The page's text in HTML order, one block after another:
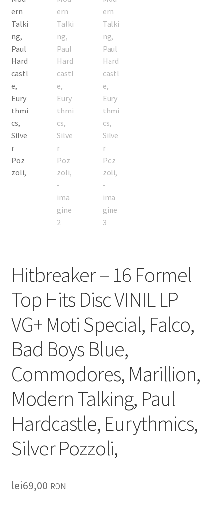
Hitbreaker – 16 Formel
Top Hits Disc VINIL LP
VG+ Moti Special, Falco,
Bad Boys Blue,
Commodores, Marillion,
Modern Talking, Paul
Hardcastle, Eurythmics,
Silver Pozzoli,
lei69,00 RON